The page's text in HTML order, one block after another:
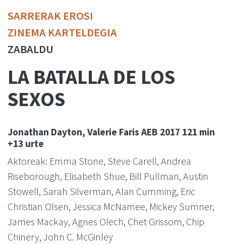
SARRERAK EROSI
ZINEMA KARTELDEGIA
ZABALDU
LA BATALLA DE LOS
SEXOS
Jonathan Dayton, Valerie Faris AEB 2017 121 min
+13 urte
Aktoreak: Emma Stone, Steve Carell, Andrea
Riseborough, Elisabeth Shue, Bill Pullman, Austin
Stowell, Sarah Silverman, Alan Cumming, Eric
Christian Olsen, Jessica McNamee, Mickey Sumner,
James Mackay, Agnes Olech, Chet Grissom, Chip
Chinery, John C. McGinley